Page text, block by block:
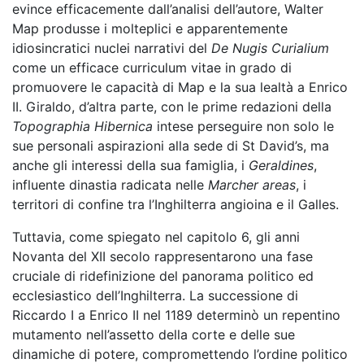
evince efficacemente dall’analisi dell’autore, Walter
Map produsse i molteplici e apparentemente
idiosincratici nuclei narrativi del De Nugis Curialium
come un efficace curriculum vitae in grado di
promuovere le capacità di Map e la sua lealtà a Enrico
II. Giraldo, d’altra parte, con le prime redazioni della
Topographia Hibernica intese perseguire non solo le
sue personali aspirazioni alla sede di St David’s, ma
anche gli interessi della sua famiglia, i Geraldines,
influente dinastia radicata nelle Marcher areas, i
territori di confine tra l’Inghilterra angioina e il Galles.
Tuttavia, come spiegato nel capitolo 6, gli anni
Novanta del XII secolo rappresentarono una fase
cruciale di ridefinizione del panorama politico ed
ecclesiastico dell’Inghilterra. La successione di
Riccardo I a Enrico II nel 1189 determinò un repentino
mutamento nell’assetto della corte e delle sue
dinamiche di potere, compromettendo l’ordine politico